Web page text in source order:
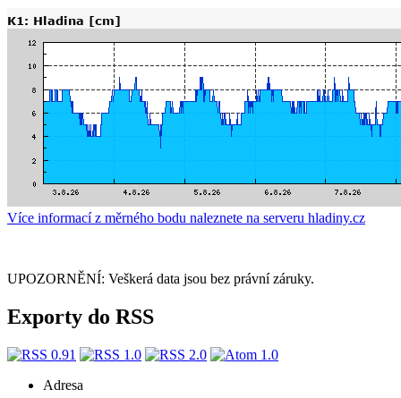
Více informací z měrného bodu naleznete na serveru hladiny.cz
UPOZORNĚNÍ: Veškerá data jsou bez právní záruky.
Exporty do RSS
Adresa